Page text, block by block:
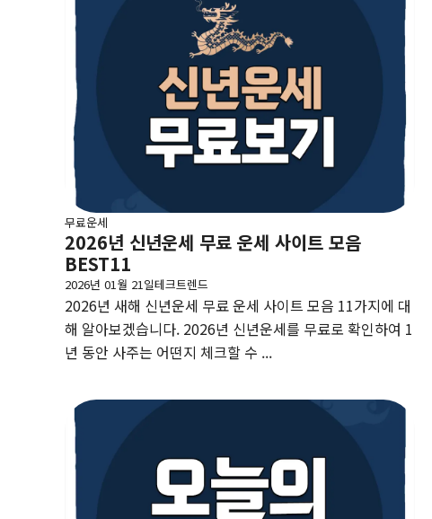
무료운세
2026년 신년운세 무료 운세 사이트 모음
BEST11
2026년 01월 21일테크트렌드
2026년 새해 신년운세 무료 운세 사이트 모음 11가지에 대
해 알아보겠습니다. 2026년 신년운세를 무료로 확인하여 1
년 동안 사주는 어떤지 체크할 수 ...